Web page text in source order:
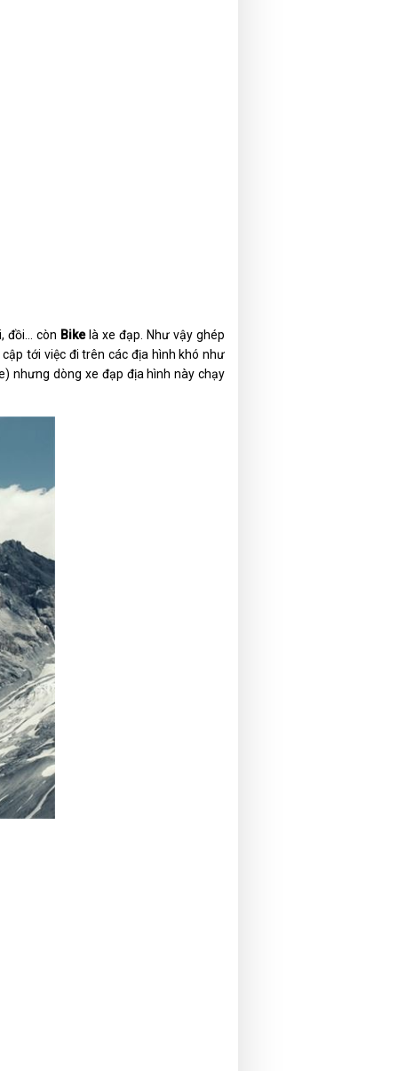
đồi... còn Bike là xe đạp. Như vậy ghép
tới việc đi trên các địa hình khó như
nhưng dòng xe đạp địa hình này chạy